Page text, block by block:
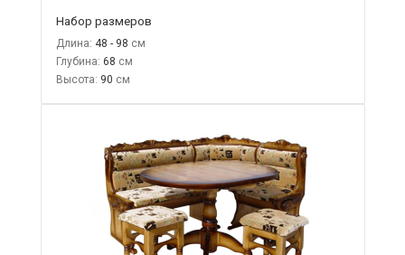
Набор размеров
Длина: 48 - 98
Глубина: 68
Высота: 90